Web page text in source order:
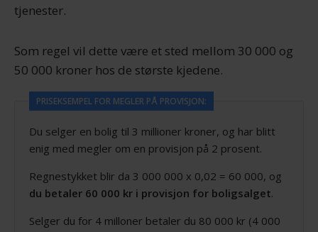
tjenester.
Som regel vil dette være et sted mellom 30 000 og
50 000 kroner hos de største kjedene.
PRISEKSEMPEL FOR MEGLER PÅ PROVISJON:
Du selger en bolig til 3 millioner kroner, og har blitt
enig med megler om en provisjon på 2 prosent.
Regnestykket blir da 3 000 000 x 0,02 = 60 000, og
du betaler 60 000 kr i provisjon for boligsalget.
Selger du for 4 milloner betaler du 80 000 kr (4 000